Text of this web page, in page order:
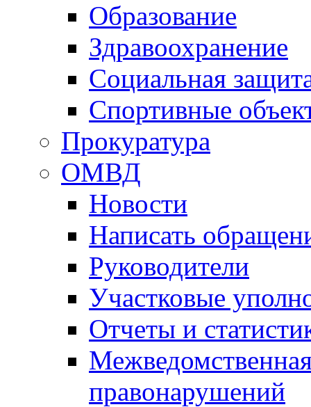
Образование
Здравоохранение
Социальная
Спортивные
Прокуратура
ОМВД
Новости
Написать
Руководители
Участковые
Отчеты и
правонарушений